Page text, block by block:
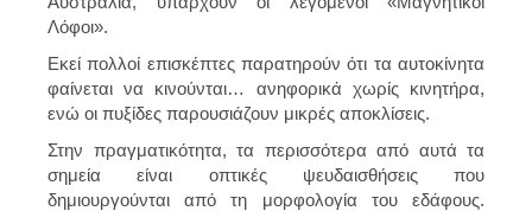
Λόφοι».
Εκεί πολλοί επισκέπτες παρατηρούν ότι τα αυτοκίνητα
φαίνεται να κινούνται… ανηφορικά χωρίς κινητήρα,
ενώ οι πυξίδες παρουσιάζουν μικρές αποκλίσεις.
Στην πραγματικότητα, τα περισσότερα από αυτά τα
σημεία είναι οπτικές ψευδαισθήσεις που
δημιουργούνται από τη μορφολογία του εδάφους.